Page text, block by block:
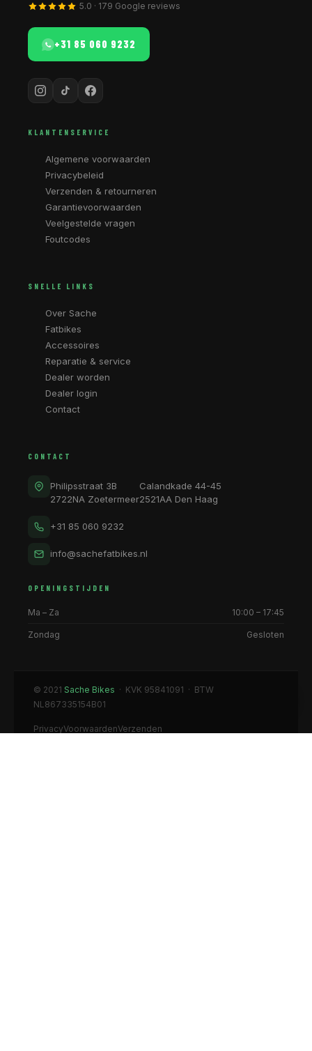
5.0 · 179 Google reviews
+31 85 060 9232
KLANTENSERVICE
Algemene voorwaarden
Privacybeleid
Verzenden & retourneren
Garantievoorwaarden
Veelgestelde vragen
Foutcodes
SNELLE LINKS
Over Sache
Fatbikes
Accessoires
Reparatie & service
Dealer worden
Dealer login
Contact
CONTACT
Philipsstraat 3B
2722NA Zoetermeer
Calandkade 44-45
2521AA Den Haag
+31 85 060 9232
info@sachefatbikes.nl
OPENINGSTIJDEN
Ma – Za 10:00 – 17:45
Zondag Gesloten
© 2021 Sache Bikes · KVK 95841091 · BTW
NL867335154B01
PrivacyVoorwaardenVerzenden